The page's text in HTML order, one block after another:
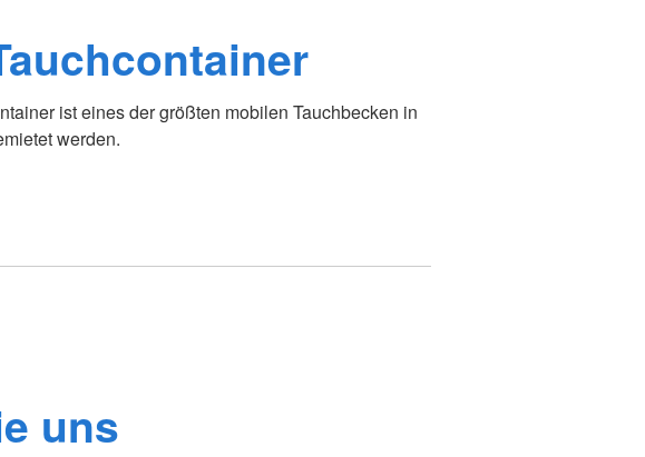
ist eines der größten mobilen Tauchbecken in
werden.
uns